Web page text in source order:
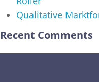
Qualitative
Recent Comments